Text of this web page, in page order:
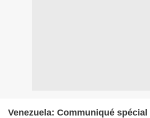
Venezuela: Communiqué